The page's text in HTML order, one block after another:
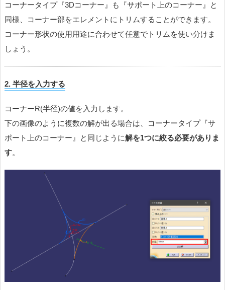
コーナータイプ『3Dコーナー』も『サポート上のコーナー』と
同様、コーナー部をエレメントにトリムすることができます。
コーナー形状の使用用途に合わせて任意でトリムを使い分けま
しょう。
2. 半径を入力する
コーナーR(半径)の値を入力します。
下の画像のように複数の解が出る場合は、コーナータイプ『サ
ポート上のコーナー』と同じように解を1つに絞る必要がありま
す。